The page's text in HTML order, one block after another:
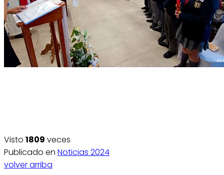
Visto 1809 veces
Publicado en Noticias 2024
volver arriba